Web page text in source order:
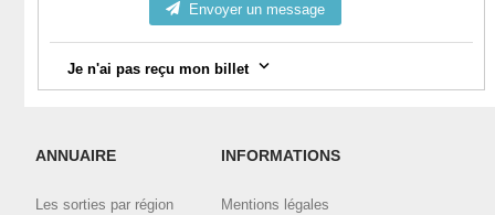
Envoyer un message
Je n'ai pas reçu mon billet
Connectez-vous à votre compteiciet visualisez toutes vos
Contactez l'organisateur en utilisant le bouton de contact ci-
ANNUAIRE
Les sorties par région
INFORMATIONS
Mentions légales